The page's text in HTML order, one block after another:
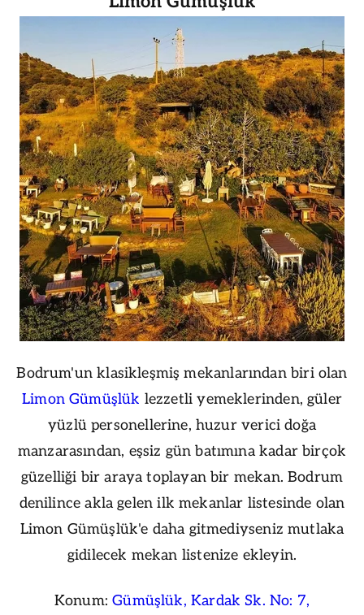
Bodrum'un klasikleşmiş mekanlarından biri olan
Limon Gümüşlük lezzetli yemeklerinden, güler
yüzlü personellerine, huzur verici doğa
manzarasından, eşsiz gün batımına kadar birçok
güzelliği bir araya toplayan bir mekan. Bodrum
denilince akla gelen ilk mekanlar listesinde olan
Limon Gümüşlük'e daha gitmediyseniz mutlaka
gidilecek mekan listenize ekleyin.
Konum:Gümüşlük, Kardak Sk. No: 7,